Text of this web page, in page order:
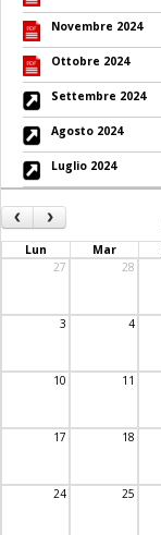
Novembre 2024
Ottobre 2024
Settembre 2024
Agosto 2024
Luglio 2024
‹ ›
Lun Mar
27
28
3 4
10 11
17 18
24 25